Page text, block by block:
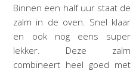
Binnen een half uur staat de
zalm in de oven. Snel klaar
en ook nog eens super
lekker. Deze zalm
combineert heel goed met